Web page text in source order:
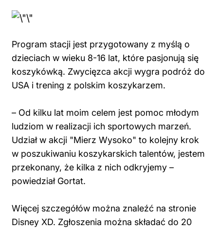
Program stacji jest przygotowany z myślą o
dzieciach w wieku 8-16 lat, które pasjonują się
koszykówką. Zwycięzca akcji wygra podróż do
USA i trening z polskim koszykarzem.
– Od kilku lat moim celem jest pomoc młodym
ludziom w realizacji ich sportowych marzeń.
Udział w akcji "Mierz Wysoko" to kolejny krok
w poszukiwaniu koszykarskich talentów, jestem
przekonany, że kilka z nich odkryjemy –
powiedział Gortat.
Więcej szczegółów można znaleźć na stronie
Disney XD. Zgłoszenia można składać do 20